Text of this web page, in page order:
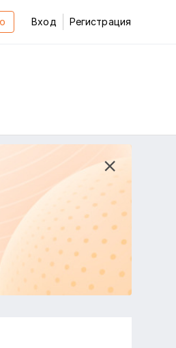
Вход Регистрация